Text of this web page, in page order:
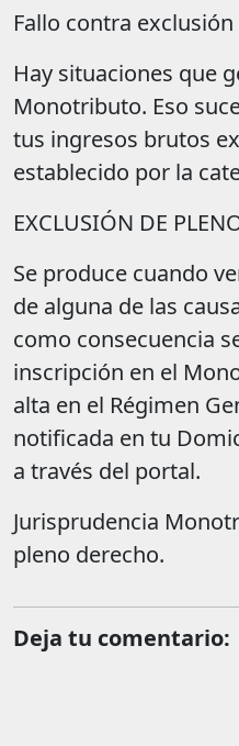
Fallo contra
Hay situaciones que
Monotributo. Eso
tus ingresos brutos
establecido por la
EXCLUSIÓN DE
Se produce cuando
de alguna de las
como consecuencia
inscripción en el
alta en el Régimen
notificada en tu
a través del portal.
Jurisprudencia
pleno derecho.
Deja tu comentario: